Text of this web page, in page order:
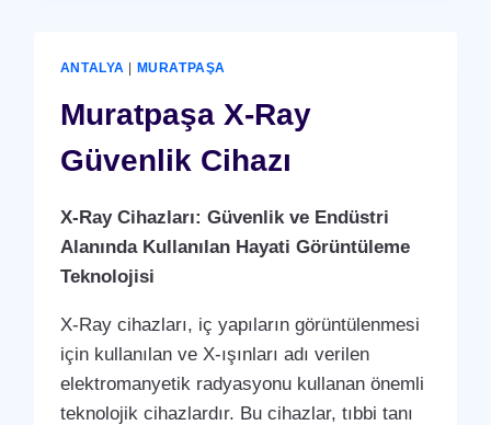
ANTALYA MURATPAŞA
Muratpaşa X-Ray
Güvenlik Cihazı
X-Ray Cihazları: Güvenlik ve Endüstri
Alanında Kullanılan Hayati Görüntüleme
Teknolojisi
X-Ray cihazları, iç yapıların görüntülenmesi
için kullanılan ve X-ışınları adı verilen
elektromanyetik radyasyonu kullanan önemli
teknolojik cihazlardır. Bu cihazlar, tıbbi tanı